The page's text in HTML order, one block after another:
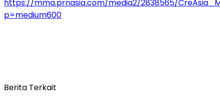
https://mma.prnasia.com/media2/2838565/
p=medium600
Berita Terkait